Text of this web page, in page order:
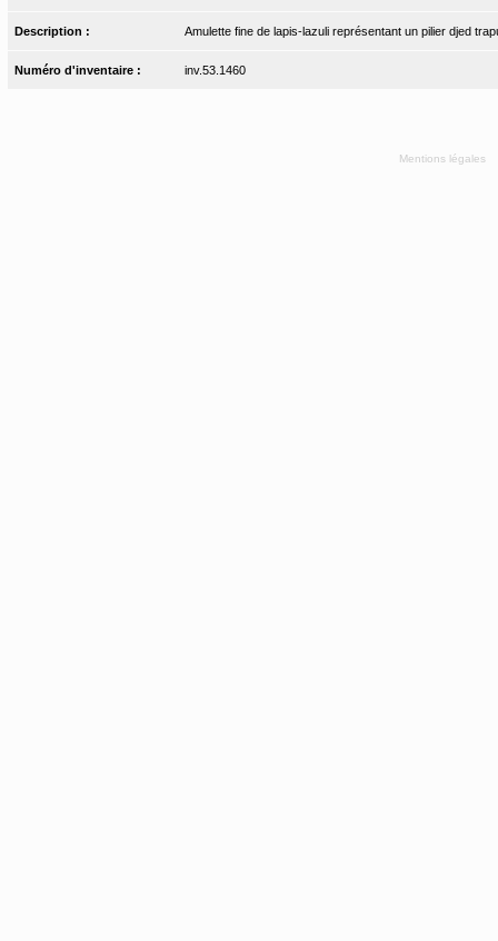
Description : Amulette fine de lapis-lazuli représentant un pilier djed
Numéro d'inventaire : inv.53.1460
Mentions légales